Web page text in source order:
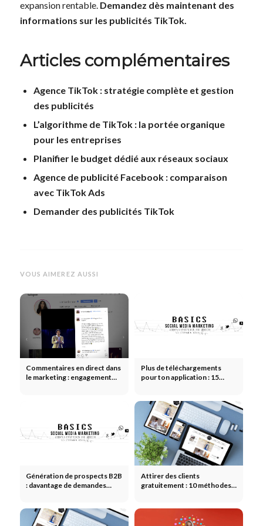
expansion rentable. Demandez dès maintenant des
informations sur les publicités TikTok.
Articles complémentaires
Agence TikTok : stratégie complète et gestion
des publicités
L’algorithme de TikTok : la portée organique
pour les entreprises
Planifier le budget dédié aux réseaux sociaux
Agence de publicité Facebook : comparaison
avec TikTok Ads
Demander des publicités TikTok
VOUS AIMEREZ AUSSI
Commentaires en direct dans
le marketing : engagement
Plus de téléchargements
pour ton application : 15
naturel
Génération de prospects B2B
: davantage de demandes
Attirer des clients
gratuitement : 10 méthodes